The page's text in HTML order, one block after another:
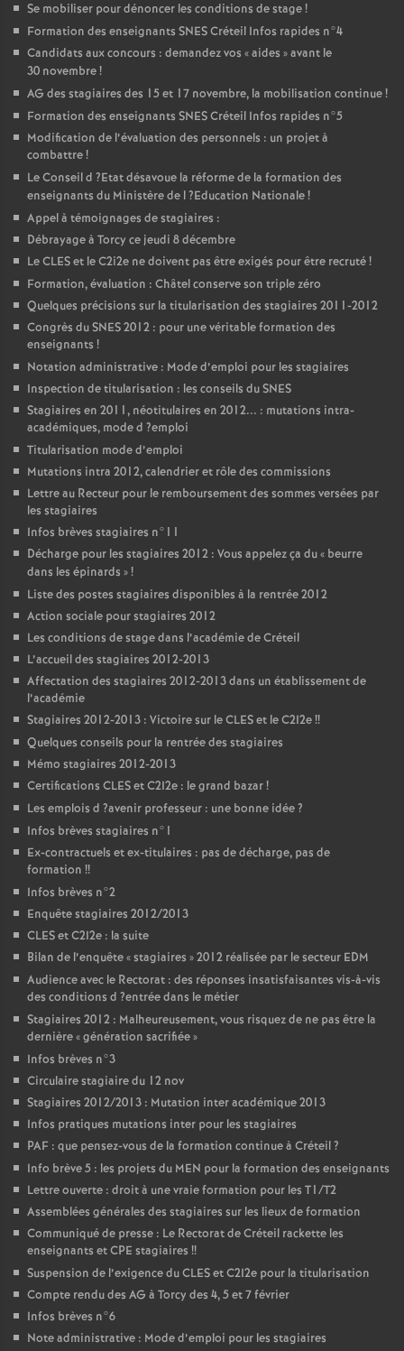
Se mobiliser pour dénoncer les conditions de stage!
Formation des enseignants SNESCréteil Infos rapides n°4
Candidats aux concours : demandez vos «aides » avant le
30 novembre!
AG des stagiaires des 15 et 17 novembre, la mobilisation continue!
Formation des enseignants SNESCréteil Infos rapides n°5
Modification de l’évaluation des personnels : un projet à
combattre!
Le Conseil d ?Etat désavoue la réforme de la formation des
enseignants du Ministère de l?Education Nationale!
Appel à témoignages de stagiaires :
Débrayage à Torcy ce jeudi 8 décembre
LeCLESet le C2i2e ne doivent pas être exigés pour être recruté!
Formation, évaluation : Châtel conserve son triple zéro
Quelques précisions sur la titularisation des stagiaires 2011-2012
Congrès duSNES2012 : pour une véritable formation des
enseignants !
Notation administrative : Mode d’emploi pour les stagiaires
Inspection de titularisation : les conseils duSNES
Stagiaires en 2011, néotitulaires en 2012... : mutations intra-
académiques, mode d ?emploi
Titularisation mode d’emploi
Mutations intra 2012, calendrier et rôle des commissions
Lettre au Recteur pour le remboursement des sommes versées par
les stagiaires
Infos brèves stagiaires n°11
Décharge pour les stagiaires 2012 : Vous appelez ça du « beurre
dans les épinards »!
Liste des postes stagiaires disponibles à la rentrée 2012
Action sociale pour stagiaires 2012
Les conditions de stage dans l’académie de Créteil
L’accueil des stagiaires 2012-2013
Affectation des stagiaires 2012-2013 dans un établissement de
l’académie
Stagiaires 2012-2013 : Victoire sur leCLESet le C2I2e!!
Quelques conseils pour la rentrée des stagiaires
Mémo stagiaires 2012-2013
Certifications CLESet C2I2e : le grand bazar!
Les emplois d ?avenir professeur : une bonne idée?
Infos brèves stagiaires n°1
Ex-contractuels et ex-titulaires : pas de décharge, pas de
formation !!
Infos brèves n°2
Enquête stagiaires 2012/2013
CLESet C2I2e : la suite
Bilan de l’enquête «stagiaires » 2012 réalisée par le secteur EDM
Audience avec le Rectorat : des réponses insatisfaisantes vis-à-vis
des conditions d ?entrée dans le métier
Stagiaires 2012 : Malheureusement, vous risquez de ne pas être la
dernière «génération sacrifiée»
Infos brèves n°3
Circulaire stagiaire du 12 nov
Stagiaires 2012/2013 : Mutation inter académique 2013
Infos pratiques mutations inter pour les stagiaires
PAF : que pensez-vous de la formation continue à Créteil?
Info brève 5 : les projets du MEN pour la formation des enseignants
Lettre ouverte : droit à une vraie formation pour les T1/T2
Assemblées générales des stagiaires sur les lieux de formation
Communiqué de presse : Le Rectorat de Créteil rackette les
enseignants etCPE stagiaires !!
Suspension de l’exigence duCLESet C2I2e pour la titularisation
Compte rendu des AG à Torcy des 4, 5 et 7 février
Infos brèves n°6
Note administrative : Mode d’emploi pour les stagiaires